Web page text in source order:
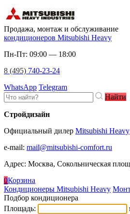
Продажа, монтаж и обслуживание
кондиционеров Mitsubishi Heavy
Пн-Пт: 09:00 — 18:00
8 (495) 740-23-24
WhatsApp Telegram
Найти
Стройдизайн
Официальный дилер Mitsubishi Heavy
e-mail: mail@mitsubishi-comfort.ru
Адрес: Москва, Сокольническая
0Корзина
Кондиционеры Mitsubishi Heavy
Подбор кондиционера
Площадь: